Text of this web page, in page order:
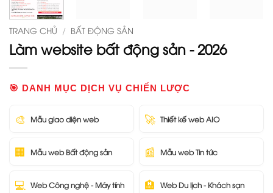
TRANG CHỦ / BẤT ĐỘNG SẢN
Làm website bất động sản - 2026
🎯 DANH MỤC DỊCH VỤ CHIẾN LƯỢC
🎨 Mẫu giao diện web 🚀 Thiết kế web AIO
🏢 Mẫu web Bất động sản 📰 Mẫu web Tin tức
💻 Web Công nghệ - Máy tính 🏨 Web Du lịch - Khách sạn